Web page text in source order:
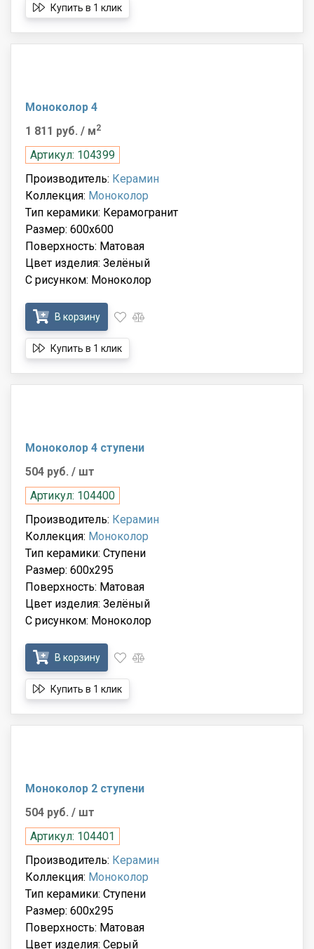
Купить в 1 клик
Моноколор 4
1 811 руб. / м2
Артикул: 104399
Производитель: Керамин
Коллекция: Моноколор
Тип керамики: Керамогранит
Размер: 600x600
Поверхность: Матовая
Цвет изделия: Зелёный
С рисунком: Моноколор
В корзину
Купить в 1 клик
Моноколор 4 ступени
504 руб. / шт
Артикул: 104400
Производитель: Керамин
Коллекция: Моноколор
Тип керамики: Ступени
Размер: 600x295
Поверхность: Матовая
Цвет изделия: Зелёный
С рисунком: Моноколор
В корзину
Купить в 1 клик
Моноколор 2 ступени
504 руб. / шт
Артикул: 104401
Производитель: Керамин
Коллекция: Моноколор
Тип керамики: Ступени
Размер: 600x295
Поверхность: Матовая
Цвет изделия: Серый